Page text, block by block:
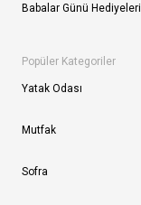
Babalar Günü Hediyeleri
Popüler Kategoriler
Yatak Odası
Mutfak
Sofra